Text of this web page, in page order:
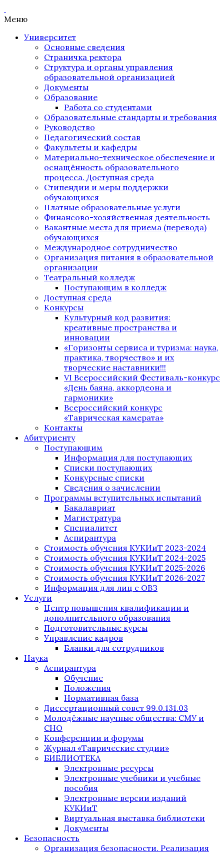
Меню
Университет
Основные сведения
Страничка ректора
Структура и органы управления
образовательной организацией
Документы
Образование
Работа со студентами
Образовательные стандарты и требования
Руководство
Педагогический состав
Факультеты и кафедры
Материально-техническое обеспечение и
оснащённость образовательного
процесса. Доступная среда
Стипендии и меры поддержки
обучающихся
Платные образовательные услуги
Финансово-хозяйственная деятельность
Вакантные места для приема (перевода)
обучающихся
Международное сотрудничество
Организация питания в образовательной
организации
Театральный колледж
Поступающим в колледж
Доступная среда
Конкурсы
Культурный код развития:
креативные пространства и
инновации
«Горизонты сервиса и туризма: наука,
практика, творчество» и их
творческие наставники!!!
VI Всероссийский Фестиваль-конкурс
«День баяна, аккордеона и
гармоники»
Всероссийский конкурс
«Таврическая камерата»
Контакты
Абитуриенту
Поступающим
Информация для поступающих
Списки поступающих
Конкурсные списки
Сведения о зачислении
Программы вступительных испытаний
Бакалавриат
Магистратура
Специалитет
Аспирантура
Стоимость обучения КУКИиТ 2023-2024
Стоимость обучения КУКИиТ 2024-2025
Стоимость обучения КУКИиТ 2025-2026
Стоимость обучения КУКИиТ 2026-2027
Информация для лиц с ОВЗ
Услуги
Центр повышения квалификации и
дополнительного образования
Подготовительные курсы
Управление кадров
Бланки для сотрудников
Наука
Аспирантура
Обучение
Положения
Нормативная база
Диссертационный совет 99.0.131.03
Молодёжные научные общества: СМУ и
СНО
Конференции и форумы
Журнал «Таврические студии»
БИБЛИОТЕКА
Электронные ресурсы
Электронные учебники и учебные
пособия
Электронные версии изданий
КУКИиТ
Виртуальная выставка библиотеки
Документы
Безопасность
Организация безопасности. Реализация